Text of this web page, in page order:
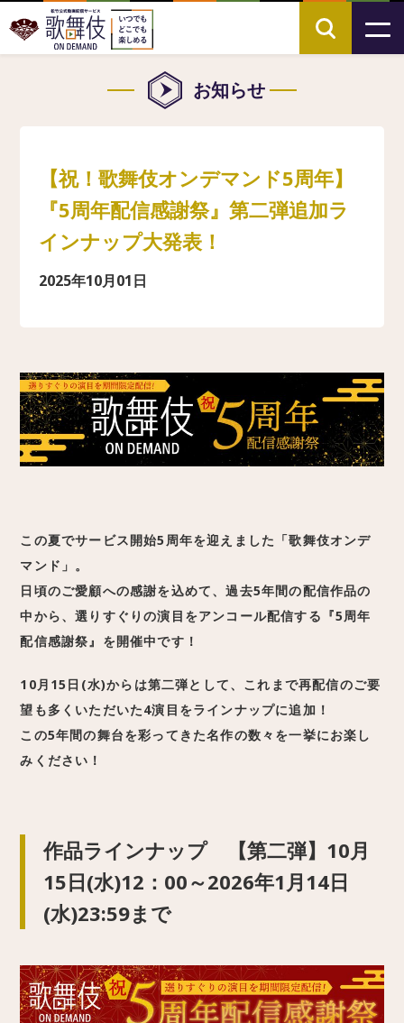
お知らせ
【祝！歌舞伎オンデマンド5周年】
『5周年配信感謝祭』第二弾追加ラ
インナップ大発表！
2025年10月01日
この夏でサービス開始5周年を迎えました「歌舞伎オンデ
マンド」。
日頃のご愛顧への感謝を込めて、過去5年間の配信作品の
中から、選りすぐりの演目をアンコール配信する『5周年
配信感謝祭』を開催中です！
10月15日(水)からは第二弾として、これまで再配信のご要
望も多くいただいた4演目をラインナップに追加！
この5年間の舞台を彩ってきた名作の数々を一挙にお楽し
みください！
作品ラインナップ 【第二弾】10月
15日(水)12：00～2026年1月14日
(水)23:59まで